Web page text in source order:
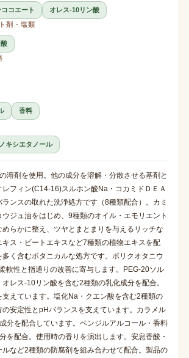
コエート
オレス-10リン酸
剤・塩類
香料
キシエタノール
溶剤を使用。他の成分を溶解・分散させる基剤と
レフィン(C14-16)スルホン酸Na・コカミドＤＥＡ
ンスの取れた洗浄処方です（8種類配合）。カミ
ジュ油をはじめ、9種類のオイル・エモリエント
らかに整え、ツヤとまとまりを与えるリッチな
ス・ビートエキスなど7種類の植物エキスを配
く含むボタニカルな処方です。ポリクオタニウ
軟性と指通りの改善に寄与します。PEG-20ソル
レス-10リン酸を含む2種類の乳化成分を配合。
えています。塩化Na・クエン酸を含む2種類の
安定性とpHバランスを支えています。カラメル
分を配合しています。ベンジルアルコール・香料
を配合。使用時の香りを演出します。安息香酸・
ルなど2種類の防腐剤を組み合わせて配合。製品の